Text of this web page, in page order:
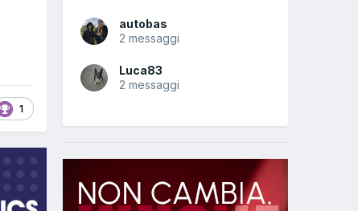
1
autobas
2 messaggi
Luca83
2 messaggi